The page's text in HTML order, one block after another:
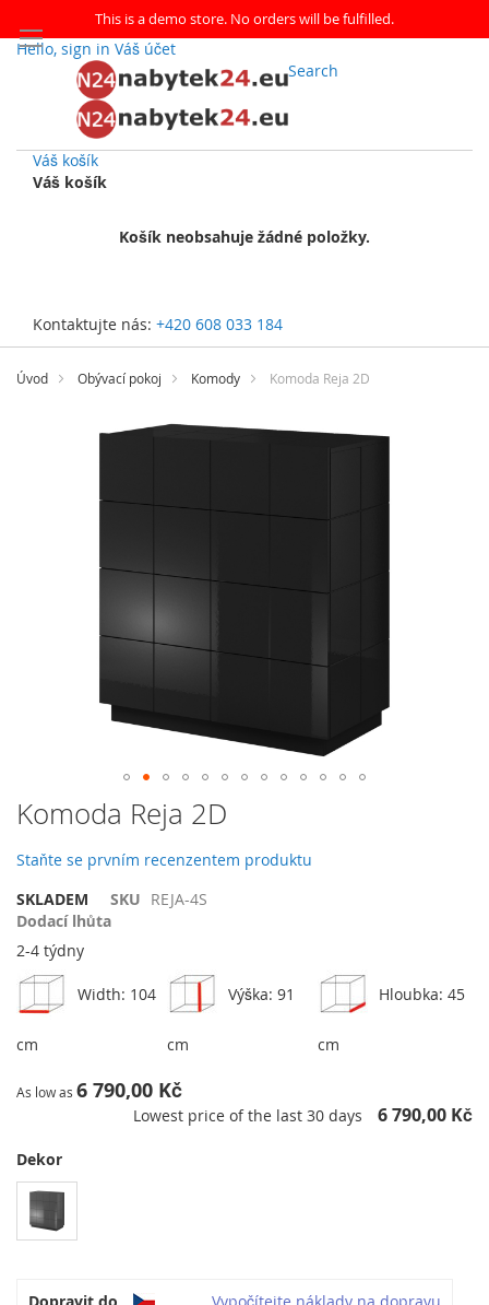
This is a demo store. No orders will be fulfilled.
Hello, sign in Váš účet
Search
Váš košík
Váš košík
Košík neobsahuje žádné položky.
Kontaktujte nás: +420 608 033 184
Přejít
obsah
Úvod Obývací pokoj Komody Komoda Reja 2D
Přeskočit
na
galerie
s
obrázky
Komoda Reja 2D
Staňte se prvním recenzentem produktu
SKLADEM
SKU REJA-4S
Dodací lhůta
2-4 týdny
Width: 104
cm
Výška: 91
cm
Hloubka: 45
cm
As low as 6 790,00 Kč
Lowest price of the last 30 days 6 790,00 Kč
Dekor